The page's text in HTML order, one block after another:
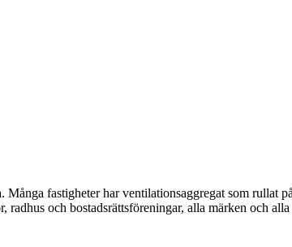
fastigheter har ventilationsaggregat som rullat
och bostadsrättsföreningar, alla märken och alla